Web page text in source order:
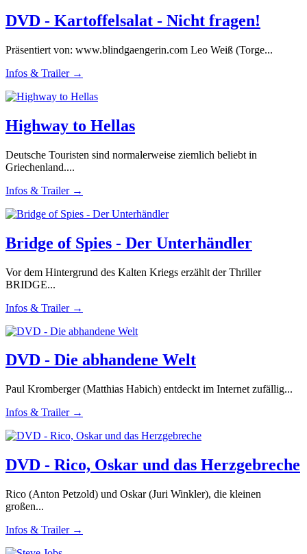
DVD - Kartoffelsalat - Nicht fragen!
Präsentiert von: www.blindgaengerin.com Leo Weiß (Torge...
Infos & Trailer →
Highway to Hellas
Deutsche Touristen sind normalerweise ziemlich beliebt in
Griechenland....
Infos & Trailer →
Bridge of Spies - Der Unterhändler
Vor dem Hintergrund des Kalten Kriegs erzählt der Thriller
BRIDGE...
Infos & Trailer →
DVD - Die abhandene Welt
Paul Kromberger (Matthias Habich) entdeckt im Internet zufällig...
Infos & Trailer →
DVD - Rico, Oskar und das Herzgebreche
Rico (Anton Petzold) und Oskar (Juri Winkler), die kleinen
großen...
Infos & Trailer →